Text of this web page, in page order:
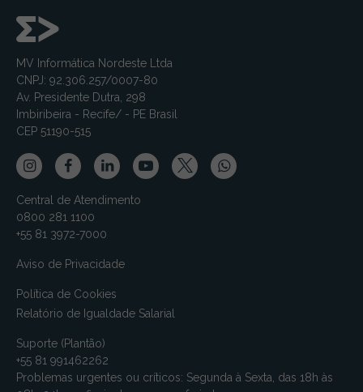
MV Informática Nordeste Ltda
CNPJ: 92.306.257/0007-80
Av. Presidente Dutra, 298
Imbiribeira - Recife/ - PE Brasil
CEP 51190-515
Central de Atendimento
0800 281 1100
+55 81 3972-7000
Aviso de Privacidade
Política de Cookies
Relatório de Igualdade Salarial
Suporte (Plantão)
+55 81 991462262
Problemas urgentes ou críticos: Segunda à Sexta, das 18h às